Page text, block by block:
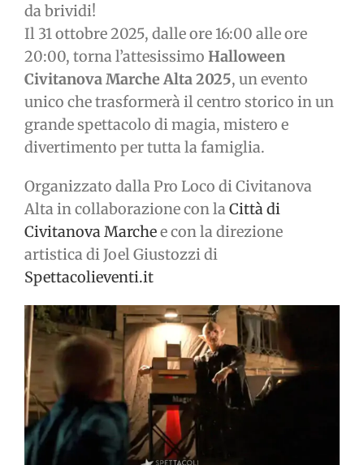
da brividi!
Il 31 ottobre 2025, dalle ore 16:00 alle ore
20:00, torna l’attesissimo Halloween
Civitanova Marche Alta 2025, un evento
unico che trasformerà il centro storico in un
grande spettacolo di magia, mistero e
divertimento per tutta la famiglia.
Organizzato dalla Pro Loco di Civitanova
Alta in collaborazione con la Città di
Civitanova Marchee con la direzione
artistica di Joel Giustozzi di
Spettacolieventi.it